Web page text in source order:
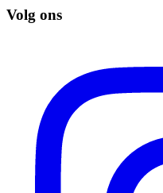
Volg ons